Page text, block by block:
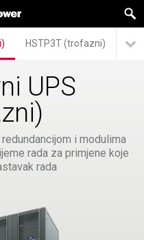
HSTP3T (trofazni)
UPS
i modulima
rada za primjene koje
rada